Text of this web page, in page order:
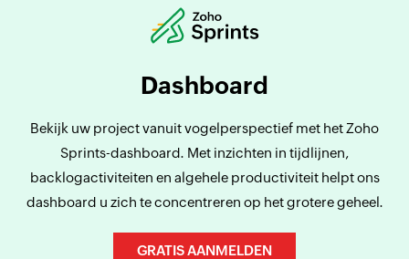
Dashboard
Bekijk uw project vanuit vogelperspectief met het Zoho
Sprints-dashboard. Met inzichten in tijdlijnen,
backlogactiviteiten en algehele productiviteit helpt ons
dashboard u zich te concentreren op het grotere geheel.
GRATIS AANMELDEN